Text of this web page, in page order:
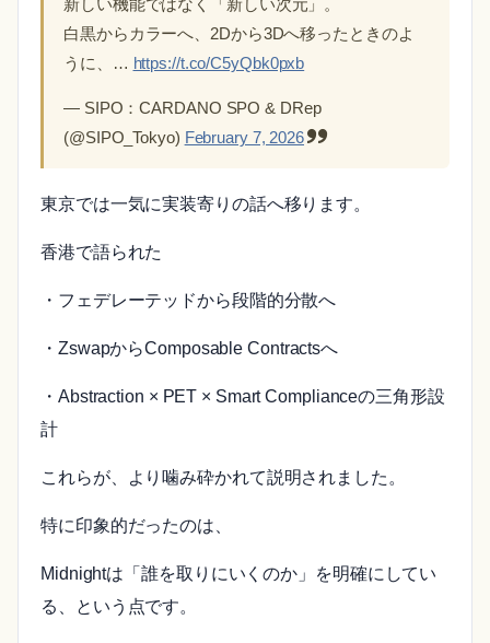
新しい機能ではなく「新しい次元」。
白黒からカラーへ、2Dから3Dへ移ったときのよ
うに、… https://t.co/C5yQbk0pxb
— SIPO：CARDANO SPO & DRep
(@SIPO_Tokyo) February 7, 2026
東京では一気に実装寄りの話へ移ります。
香港で語られた
・フェデレーテッドから段階的分散へ
・ZswapからComposable Contractsへ
・Abstraction × PET × Smart Complianceの三角形設
計
これらが、より噛み砕かれて説明されました。
特に印象的だったのは、
Midnightは「誰を取りにいくのか」を明確にしてい
る、という点です。